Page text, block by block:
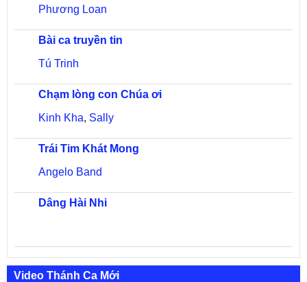
Phương Loan
Bài ca truyền tin
Tú Trinh
Chạm lòng con Chúa ơi
Kinh Kha, Sally
Trái Tim Khát Mong
Angelo Band
Dâng Hài Nhi
Video Thánh Ca Mới